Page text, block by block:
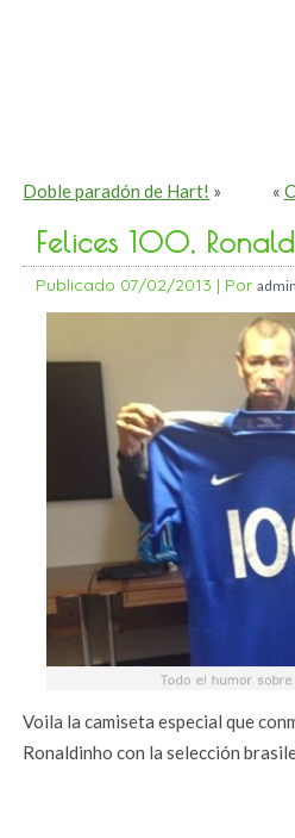
Doble paradón de Hart! » «
Felices 100,
Publicado 07/02/2013 | Por admin
Voila la camiseta especial que
Ronaldinho con la selección